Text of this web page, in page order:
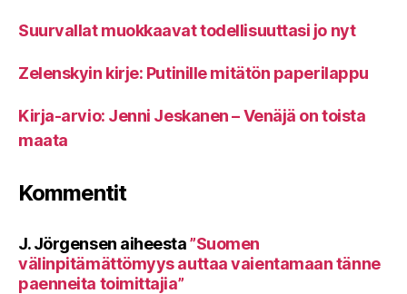
Suurvallat muokkaavat todellisuuttasi jo nyt
Zelenskyin kirje: Putinille mitätön paperilappu
Kirja-arvio: Jenni Jeskanen – Venäjä on toista
maata
Kommentit
J. Jörgensen aiheesta”Suomen
välinpitämättömyys auttaa vaientamaan tänne
paenneita toimittajia”